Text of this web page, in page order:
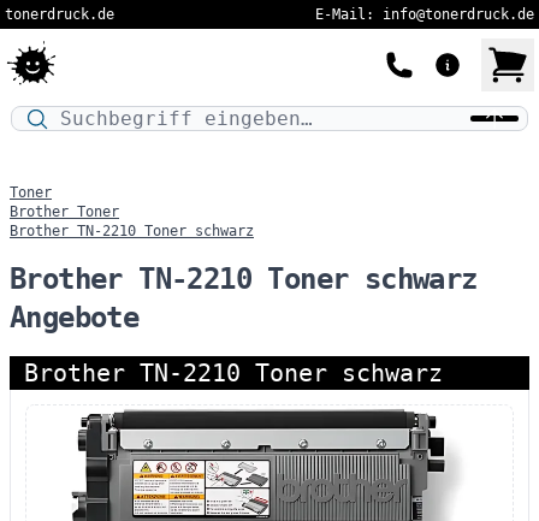
tonerdruck.de E-Mail: info@tonerdruck.de
Druckermodell oder Produktnamen eingeben…
Toner
Brother Toner
Brother TN-2210 Toner schwarz
Brother TN-2210 Toner schwarz
Angebote
Brother TN-2210 Toner schwarz